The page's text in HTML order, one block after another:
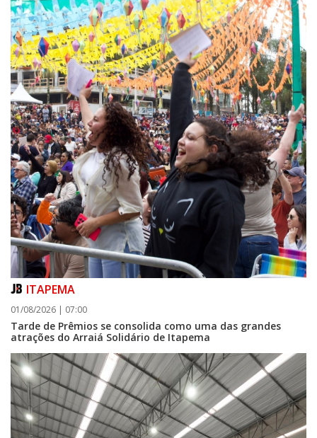
06/08/2026 | 07:00
Camboriú inicia obra que ampliará conexão entre vias e reforçará
mobilidade urbana
PORTO BELO
06/08/2026 | 07:00
Porto Belo abre inscrições para entidades da sociedade civil participarem
da composição do Conselho Municipal da Habitação
ITAPEMA
01/08/2026 | 07:00
Tarde de Prêmios se consolida como uma das grandes
atrações do Arraiá Solidário de Itapema